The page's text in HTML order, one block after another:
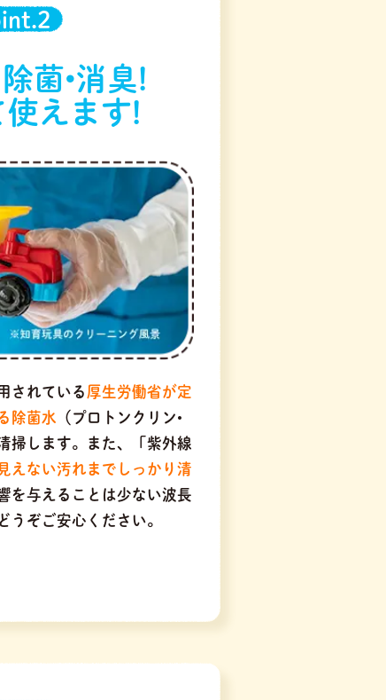
菌•消臭!
えます!
されている 厚生労働省が定
除菌水 （プロトンクリン•
掃します。また、「紫外線
えない汚れまでしっかり清
を与えることは少ない波長
うぞご安心ください。